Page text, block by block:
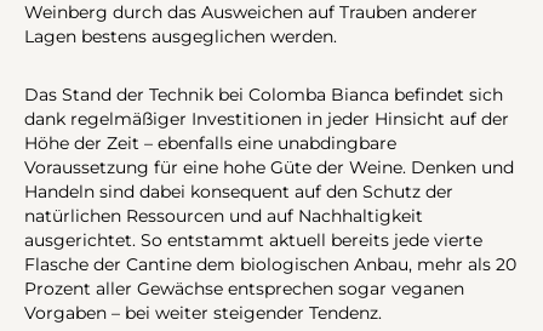
Weinberg durch das Ausweichen auf Trauben anderer
Lagen bestens ausgeglichen werden.
Das Stand der Technik bei Colomba Bianca befindet sich
dank regelmäßiger Investitionen in jeder Hinsicht auf der
Höhe der Zeit – ebenfalls eine unabdingbare
Voraussetzung für eine hohe Güte der Weine. Denken und
Handeln sind dabei konsequent auf den Schutz der
natürlichen Ressourcen und auf Nachhaltigkeit
ausgerichtet. So entstammt aktuell bereits jede vierte
Flasche der Cantine dem biologischen Anbau, mehr als 20
Prozent aller Gewächse entsprechen sogar veganen
Vorgaben – bei weiter steigender Tendenz.